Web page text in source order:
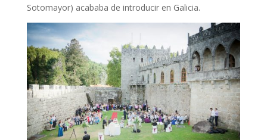
Sotomayor) acababa de introducir en Galicia.